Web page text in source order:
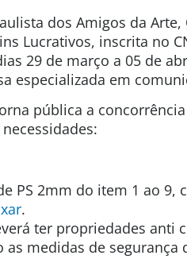
dos Amigos da
Lucrativos, inscrita no
29 de março a 05 de
especializada em
pública a
PS 2mm do item 1 ao 9,
.
ter propriedades anti
medidas de segurança